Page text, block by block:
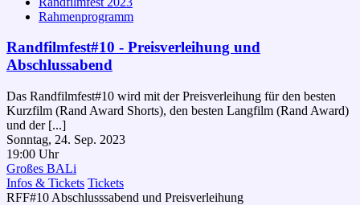
Rahmenprogramm
Randfilmfest#10 - Preisverleihung und
Abschlussabend
Das Randfilmfest#10 wird mit der Preisverleihung für den besten
Kurzfilm (Rand Award Shorts), den besten Langfilm (Rand Award)
und der [...]
Sonntag, 24. Sep. 2023
19:00 Uhr
Großes BALi
Infos & Tickets Tickets
RFF#10 Abschlusssabend und Preisverleihung